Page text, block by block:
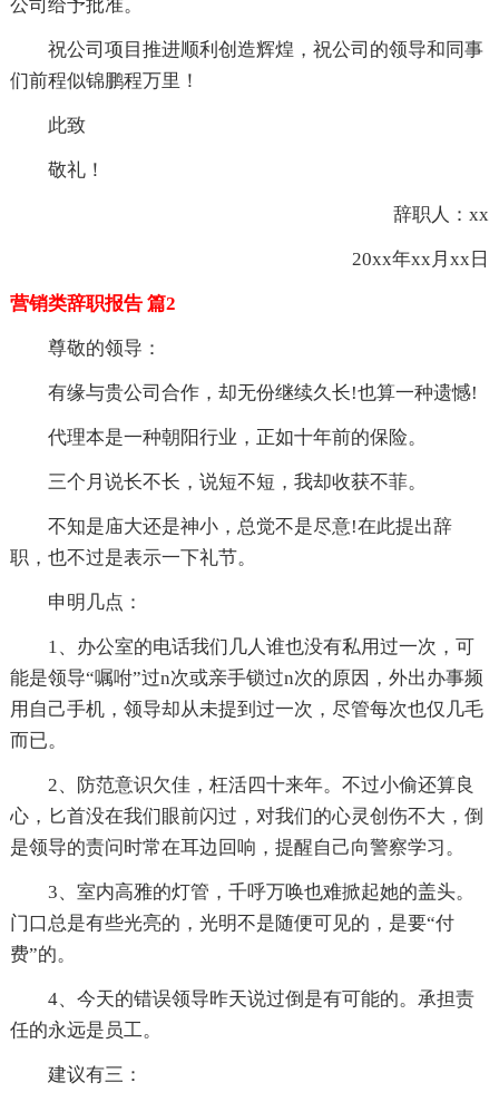
公司给予批准。
祝公司项目推进顺利创造辉煌，祝公司的领导和同事
们前程似锦鹏程万里！
此致
敬礼！
辞职人：xx
20xx年xx月xx日
营销类辞职报告 篇2
尊敬的领导：
有缘与贵公司合作，却无份继续久长!也算一种遗憾!
代理本是一种朝阳行业，正如十年前的保险。
三个月说长不长，说短不短，我却收获不菲。
不知是庙大还是神小，总觉不是尽意!在此提出辞
职，也不过是表示一下礼节。
申明几点：
1、办公室的电话我们几人谁也没有私用过一次，可
能是领导“嘱咐”过n次或亲手锁过n次的原因，外出办事频
用自己手机，领导却从未提到过一次，尽管每次也仅几毛
而已。
2、防范意识欠佳，枉活四十来年。不过小偷还算良
心，匕首没在我们眼前闪过，对我们的心灵创伤不大，倒
是领导的责问时常在耳边回响，提醒自己向警察学习。
3、室内高雅的灯管，千呼万唤也难掀起她的盖头。
门口总是有些光亮的，光明不是随便可见的，是要“付
费”的。
4、今天的错误领导昨天说过倒是有可能的。承担责
任的永远是员工。
建议有三：